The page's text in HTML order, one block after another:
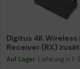
Digitus 4K Wireless
Receiver (RX)
Einheit für DS-
Auf Lager: Lieferung in